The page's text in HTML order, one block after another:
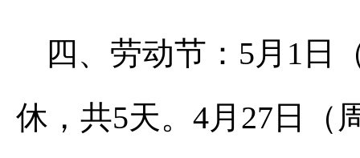
四、劳动节：5月1日
休，共5天。4月27日（